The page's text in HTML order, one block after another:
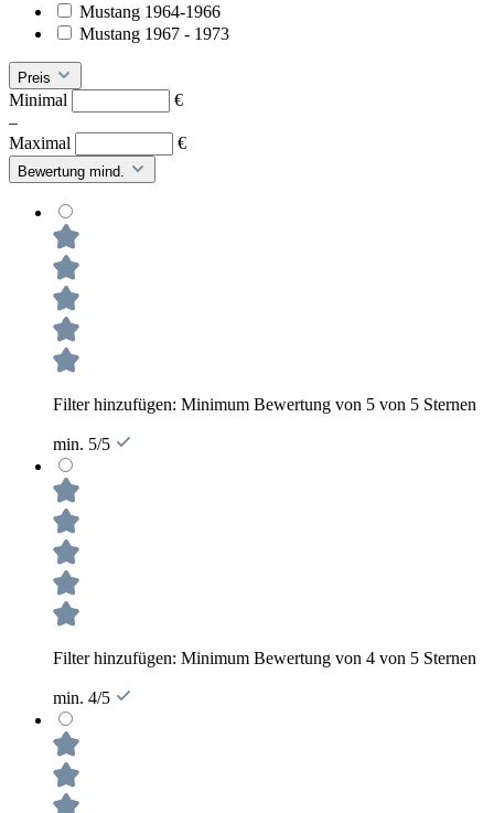
Mustang 1964-1966
Mustang 1967 - 1973
Preis
Minimal
€
–
Maximal
€
Bewertung mind.
Filter hinzufügen: Minimum Bewertung von 5 von 5 Sternen
min. 5/5
Filter hinzufügen: Minimum Bewertung von 4 von 5 Sternen
min. 4/5